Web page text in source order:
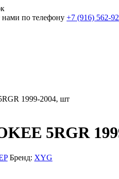
нами по телефону +7 (916) 562-
1999-2004, шт
5RGR
Бренд: XYG